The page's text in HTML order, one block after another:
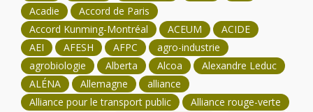
Acadie
Accord de Paris
Accord Kunming-Montréal
ACEUM
ACIDE
AEI
AFESH AFPC
agro-industrie
agrobiologie
Alberta Alcoa
Alexandre Leduc
ALÉNA
Allemagne
alliance
Alliance pour le transport public
Alliance rouge-verte